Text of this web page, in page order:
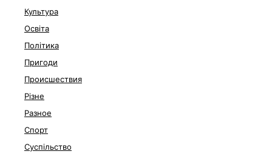
Культура
Освіта
Політика
Пригоди
Происшествия
Різне
Разное
Спорт
Суспільство